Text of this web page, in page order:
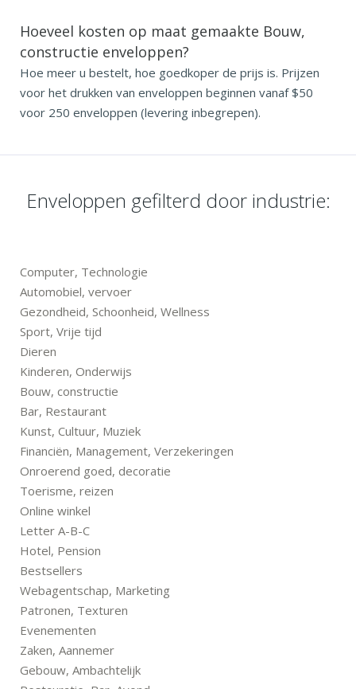
Hoeveel kosten op maat gemaakte Bouw,
constructie enveloppen?
Hoe meer u bestelt, hoe goedkoper de prijs is. Prijzen
voor het drukken van enveloppen beginnen vanaf $50
voor 250 enveloppen (levering inbegrepen).
Enveloppen gefilterd door industrie:
Computer, Technologie
Automobiel, vervoer
Gezondheid, Schoonheid, Wellness
Sport, Vrije tijd
Dieren
Kinderen, Onderwijs
Bouw, constructie
Bar, Restaurant
Kunst, Cultuur, Muziek
Financiën, Management, Verzekeringen
Onroerend goed, decoratie
Toerisme, reizen
Online winkel
Letter A-B-C
Hotel, Pension
Bestsellers
Webagentschap, Marketing
Patronen, Texturen
Evenementen
Zaken, Aannemer
Gebouw, Ambachtelijk